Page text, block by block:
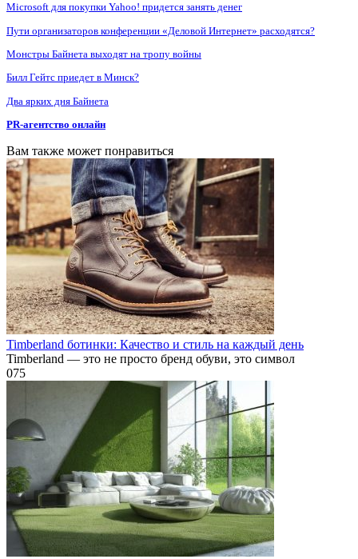
Microsoft для покупки Yahoo! придется занять денег
Пути организаторов конференции «Деловой Интернет» расходятся?
Монстры Байнета выходят на тропу войны
Билл Гейтс приедет в Минск?
Два ярких дня Байнета
PR-агентство онлайн
Вам также может понравиться
Timberland ботинки: Качество и стиль на каждый день
Timberland — это не просто бренд обуви, это символ
075